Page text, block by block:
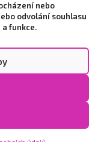
nebo
odvolání souhlasu
funkce.
studioNEO
cookies